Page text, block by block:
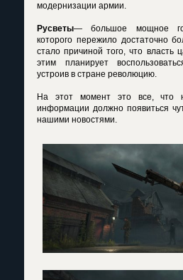
модернизации армии.
Русветы— большое мощное
которого пережило достаточно
стало причиной того, что власть
этим планирует
устроив в стране революцию.
На этот момент это все, что
информации должно появиться
нашими новостями.